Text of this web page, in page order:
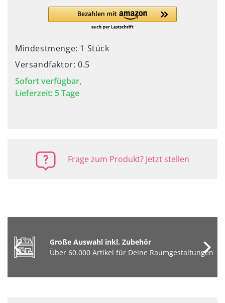
Mindestmenge: 1 Stück
Versandfaktor: 0.5
Sofort verfügbar,
Lieferzeit: 5 Tage
Frage zum Produkt? Jetzt stellen
Große Auswahl inkl. Zubehör
Über 60.000 Artikel für Deine Raumgestaltungen